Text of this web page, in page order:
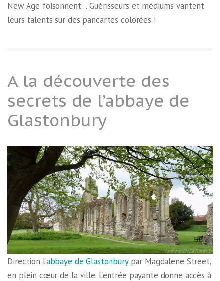
New Age foisonnent… Guérisseurs et médiums vantent
leurs talents sur des pancartes colorées !
A la découverte des
secrets de l’abbaye de
Glastonbury
Direction l’abbaye de Glastonburypar Magdalene Street,
en plein cœur de la ville. L’entrée payante donne accès à